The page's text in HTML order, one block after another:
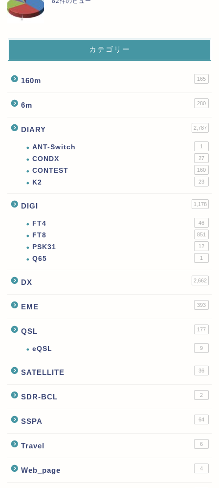
カテゴリー
160m 165
6m 280
DIARY 2,787
ANT-Switch 1
CONDX 27
CONTEST 160
K2 23
DIGI 1,178
FT4 46
FT8 851
PSK31 12
Q65 1
DX 2,662
EME 393
QSL 177
eQSL 9
SATELLITE 36
SDR-BCL 2
SSPA 64
Travel 6
Web_page 4